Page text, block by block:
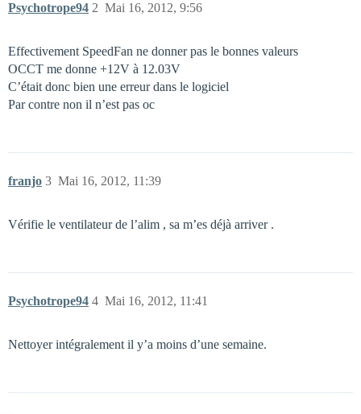
Psychotrope94 Mai 16, 2012, 9:56
2
Effectivement SpeedFan ne donner pas le bonnes valeurs
OCCT me donne +12V à 12.03V
C’était donc bien une erreur dans le logiciel
Par contre non il n’est pas oc
franjo Mai 16, 2012, 11:39
3
Vérifie le ventilateur de l’alim , sa m’es déjà arriver .
Psychotrope94 Mai 16, 2012, 11:41
4
Nettoyer intégralement il y’a moins d’une semaine.